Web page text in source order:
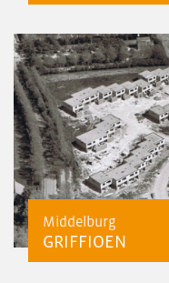
Middelburg
GRIFFIOEN